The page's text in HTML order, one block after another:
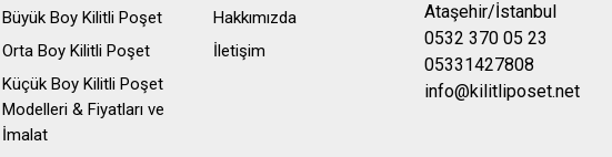
Büyük Boy Kilitli Poşet
Orta Boy Kilitli Poşet
Küçük Boy Kilitli Poşet
Modelleri & Fiyatları ve
İmalat
Hakkımızda
İletişim
Ataşehir/İstanbul
0532 370 05 23
05331427808
info@kilitliposet.net